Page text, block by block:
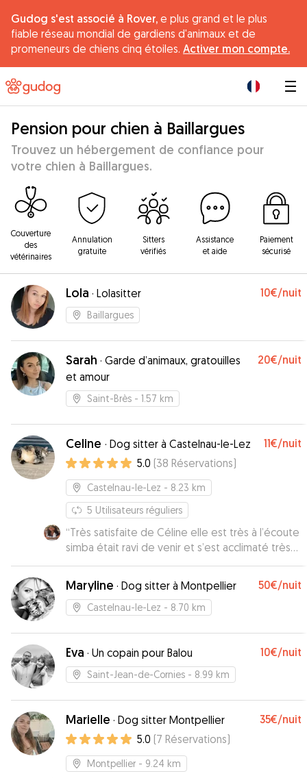
Gudog s'est associé à Rover, e plus grand et le plus
fiable réseau mondial de gardiens d'animaux et de
promeneurs de chiens cinq étoiles. Activer mon compte.
Pension pour chien à Baillargues
Trouvez un hébergement de confiance pour
votre chien à Baillargues.
Couverture
des
vétérinaires
Annulation
gratuite
Sitters
vérifiés
Assistance
et aide
Paiement
sécurisé
Lola · Lolasitter 10€/nuit
Baillargues
Sarah · Garde d’animaux, gratouilles
et amour
20€/nuit
Saint-Brès - 1.57 km
Celine · Dog sitter à Castelnau-le-Lez 11€/nuit
5.0 (38 Réservations)
Castelnau-le-Lez - 8.23 km
5 Utilisateurs réguliers
“Très satisfaite de Céline elle est très à l’écoute
simba était ravi de venir et s’est acclimaté très
rapidement et ne voulait plus partir quand mes
parents ont voulu le récupérer ! Je
recommande!”
Maryline · Dog sitter à Montpellier 50€/nuit
Castelnau-le-Lez - 8.70 km
Eva · Un copain pour Balou 10€/nuit
Saint-Jean-de-Cornies - 8.99 km
Marielle · Dog sitter Montpellier 35€/nuit
5.0 (7 Réservations)
Montpellier - 9.24 km